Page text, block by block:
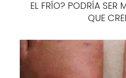
EL FRÍO? PODRÍA SER
QUE